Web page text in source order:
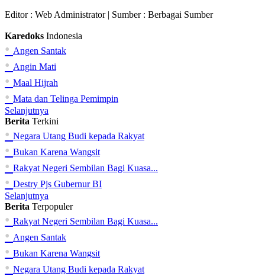
Editor : Web Administrator| Sumber : Berbagai Sumber
Karedoks Indonesia
• Angen Santak
• Angin Mati
• Maal Hijrah
• Mata dan Telinga Pemimpin
Selanjutnya
Berita Terkini
• Negara Utang Budi kepada Rakyat
• Bukan Karena Wangsit
• Rakyat Negeri Sembilan Bagi Kuasa...
• Destry Pjs Gubernur BI
Selanjutnya
Berita Terpopuler
• Rakyat Negeri Sembilan Bagi Kuasa...
• Angen Santak
• Bukan Karena Wangsit
• Negara Utang Budi kepada Rakyat